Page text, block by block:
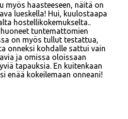
myös haasteeseen, näitä on
lueskella! Hui, kuulostaapa
hostellikokemukselta..
tuntemattomien
on myös tullut testattua,
onneksi kohdalle sattui vain
ja omissa oloissaan
tapauksia. En kuitenkaan
enää kokeilemaan onneani!